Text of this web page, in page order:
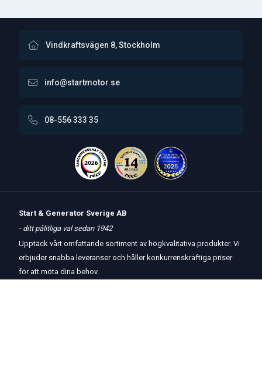
Vindkraftsvägen 8, Stockholm
info@startmotor.se
08-556 333 35
Start & Generator Sverige AB
- ditt pålitliga val sedan 1942
Upptäck vårt omfattande sortiment av högkvalitativa produkter. Vi
erbjuder snabba leveranser och håller konkurrenskraftiga priser
för att möta dina behov.